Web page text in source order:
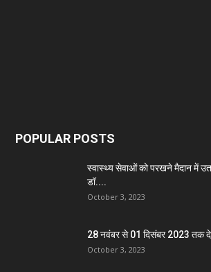
POPULAR POSTS
स्वास्थ्य सेवाओं को परखने मैदान में
डॉ....
October 3, 2023
28 नवंबर से 01 दिसंबर 2023 तक
October 3, 2023